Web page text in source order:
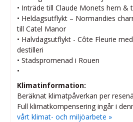
• Inträde till Claude Monets hem &
• Heldagsutflykt – Normandies
till Catel Manor
• Halvdagsutflykt - Côte Fleurie
destilleri
• Stadspromenad i Rouen
•
Klimatinformation:
Beräknat klimatpåverkan per
Full klimatkompensering ingår i
vårt klimat- och miljöarbete »